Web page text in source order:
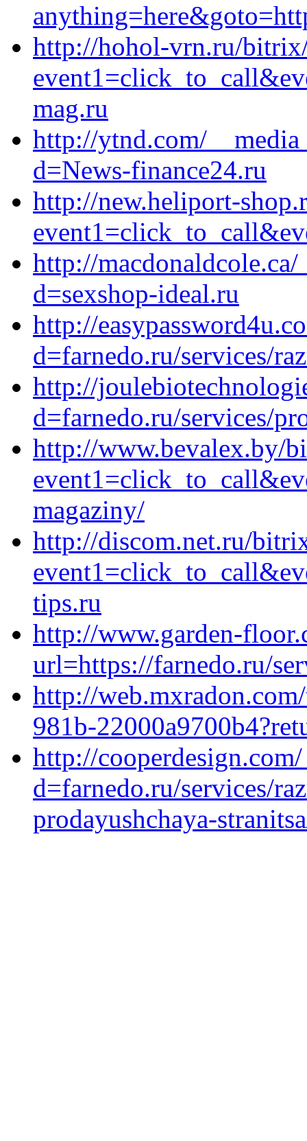
http://hohol-vrn.ru/
mag.ru
http://ytnd.com/
d=News-finance24.ru
http://new.heliport-
http://
d=sexshop-ideal.ru
http://
d=farnedo.ru/services/
http://
d=farnedo.ru/services/
http://www.bevalex.by/
magaziny/
http://discom.net.ru/
tips.ru
http://www.garden-
url=https://farnedo.ru/
http://
981b-
http://
d=farnedo.ru/services/
prodayushchaya-